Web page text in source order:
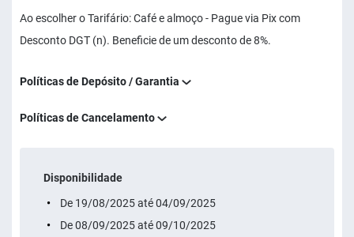
Ao escolher o Tarifário: Café e almoço - Pague via Pix com
Desconto DGT (n). Beneficie de um desconto de 8%.
Políticas de Depósito / Garantia
Políticas de Cancelamento
Disponibilidade
De 19/08/2025 até 04/09/2025
De 08/09/2025 até 09/10/2025